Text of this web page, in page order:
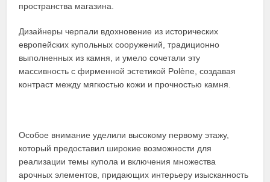
пространства магазина.
Дизайнеры черпали вдохновение из исторических
европейских купольных сооружений, традиционно
выполненных из камня, и умело сочетали эту
массивность с фирменной эстетикой Polène, создавая
контраст между мягкостью кожи и прочностью камня.
Особое внимание уделили высокому первому этажу,
который предоставил широкие возможности для
реализации темы купола и включения множества
арочных элементов, придающих интерьеру изысканность